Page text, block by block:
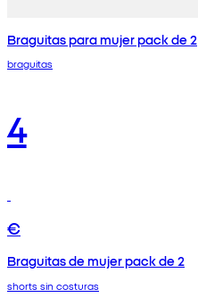
Braguitas para mujer pack de 2
braguitas
4
€
Braguitas de mujer pack de 2
shorts sin costuras